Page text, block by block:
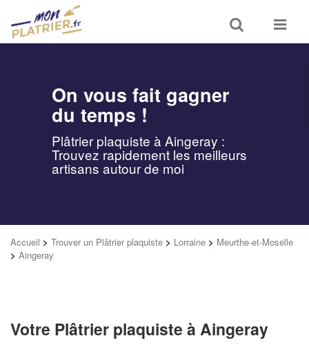
Toggle
search
Toggle
On vous fait gagner
du temps !
Plâtrier plaquiste à Aingeray :
Trouvez rapidement les meilleurs
artisans autour de moi
Accueil > Trouver un Plâtrier plaquiste > Lorraine > Meurthe-et-Moselle
> Aingeray
Votre Plâtrier plaquiste à Aingeray